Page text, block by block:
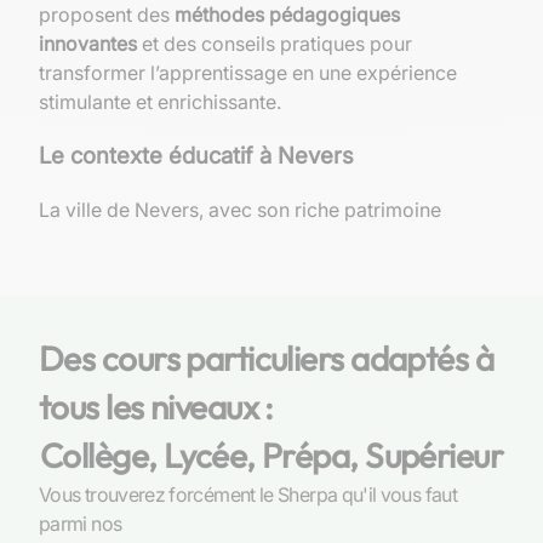
proposent des méthodes pédagogiques
innovantes et des conseils pratiques pour
transformer l’apprentissage en une expérience
stimulante et enrichissante.
Le contexte éducatif à Nevers
La ville de Nevers, avec son riche patrimoine
par la Loire dispensent un enseignement
diversifié, incluant les Sciences de la Vie et de la
Terre (SVT), matière indispensable pour l’éveil
scientifique des élèves.
Les établissements scolaires offrant des cours
de SVT
Des cours particuliers adaptés à
tous les niveaux :
Collège, Lycée, Prépa, Supérieur
Vous trouverez forcément le Sherpa qu'il vous faut
parmi nos